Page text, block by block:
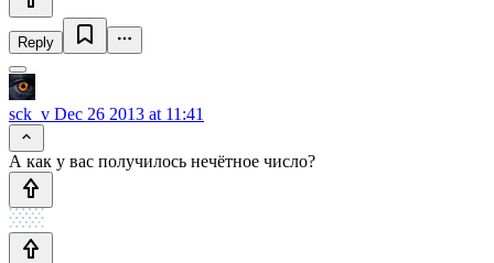
Reply
sck_v Dec 26 2013 at 11:41
А как у вас получилось нечётное число?